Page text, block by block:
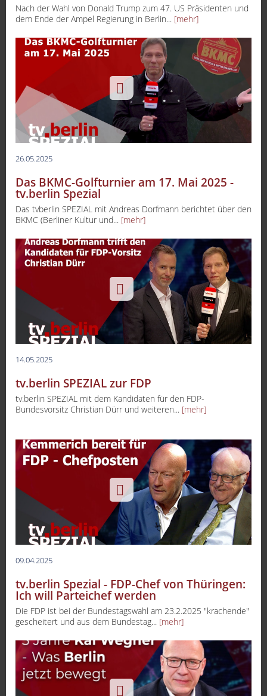
Nach der Wahl von Donald Trump zum 47. US Präsidenten und
dem Ende der Ampel Regierung in Berlin... [mehr]
26.05.2025
Das BKMC-Golfturnier am 17. Mai 2025 -
tv.berlin Spezial
Das tvberlin SPEZIAL mit Andreas Dorfmann berichtet über den
BKMC (Berliner Kultur und... [mehr]
14.05.2025
tv.berlin SPEZIAL zur FDP
tv.berlin SPEZIAL mit dem Kandidaten für den FDP-
Bundesvorsitz Christian Dürr und weiteren... [mehr]
09.04.2025
tv.berlin Spezial - FDP-Chef von Thüringen:
Ich will Parteichef werden
Die FDP ist bei der Bundestagswahl am 23.2.2025 "krachende"
gescheitert und aus dem Bundestag... [mehr]